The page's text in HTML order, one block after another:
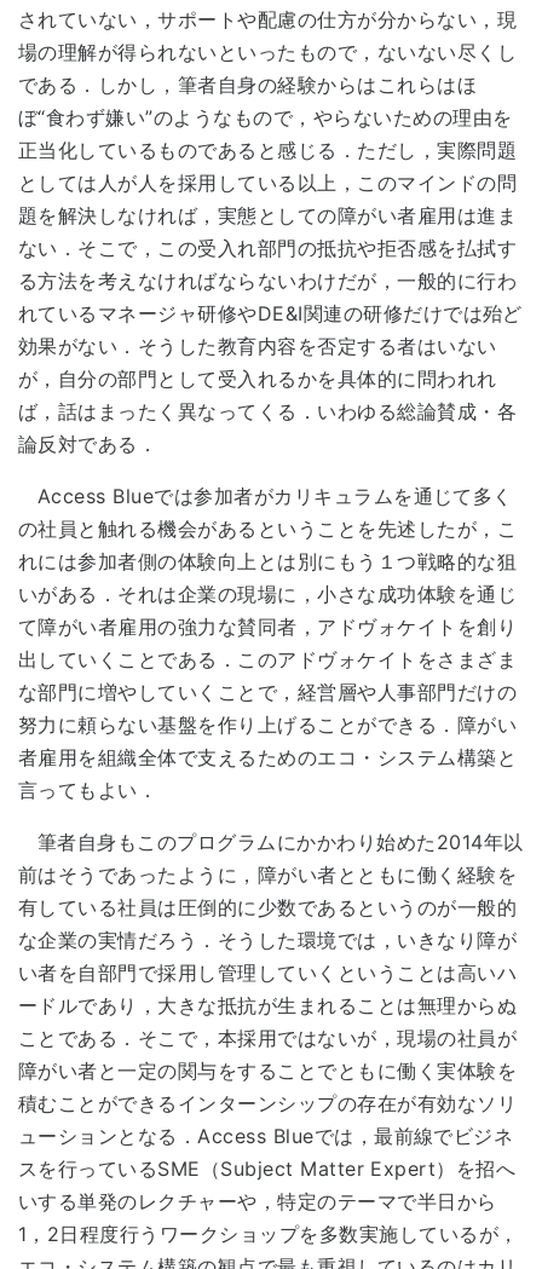
されていない，サポートや配慮の仕方が分からない，現
場の理解が得られないといったもので，ないない尽くし
である．しかし，筆者自身の経験からはこれらはほ
ぼ“食わず嫌い”のようなもので，やらないための理由を
正当化しているものであると感じる．ただし，実際問題
としては人が人を採用している以上，このマインドの問
題を解決しなければ，実態としての障がい者雇用は進ま
ない．そこで，この受入れ部門の抵抗や拒否感を払拭す
る方法を考えなければならないわけだが，一般的に行わ
れているマネージャ研修やDE&I関連の研修だけでは殆ど
効果がない．そうした教育内容を否定する者はいない
が，自分の部門として受入れるかを具体的に問われれ
ば，話はまったく異なってくる．いわゆる総論賛成・各
論反対である．
Access Blueでは参加者がカリキュラムを通じて多く
の社員と触れる機会があるということを先述したが，こ
れには参加者側の体験向上とは別にもう１つ戦略的な狙
いがある．それは企業の現場に，小さな成功体験を通じ
て障がい者雇用の強力な賛同者，アドヴォケイトを創り
出していくことである．このアドヴォケイトをさまざま
な部門に増やしていくことで，経営層や人事部門だけの
努力に頼らない基盤を作り上げることができる．障がい
者雇用を組織全体で支えるためのエコ・システム構築と
言ってもよい．
筆者自身もこのプログラムにかかわり始めた2014年以
前はそうであったように，障がい者とともに働く経験を
有している社員は圧倒的に少数であるというのが一般的
な企業の実情だろう．そうした環境では，いきなり障が
い者を自部門で採用し管理していくということは高いハ
ードルであり，大きな抵抗が生まれることは無理からぬ
ことである．そこで，本採用ではないが，現場の社員が
障がい者と一定の関与をすることでともに働く実体験を
積むことができるインターンシップの存在が有効なソリ
ューションとなる．Access Blueでは，最前線でビジネ
スを行っているSME（Subject Matter Expert）を招へ
いする単発のレクチャーや，特定のテーマで半日から
1，2日程度行うワークショップを多数実施しているが，